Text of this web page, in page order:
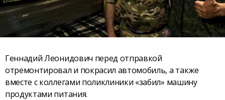
Геннадий Леонидович перед отправкой
отремонтировал и покрасил автомобиль, а также
вместе с коллегами поликлиники «забил» машину
продуктами питания.